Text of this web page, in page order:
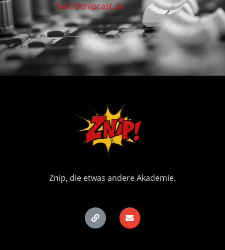
hello@znipcast.de
Znip, die etwas andere Akademie.